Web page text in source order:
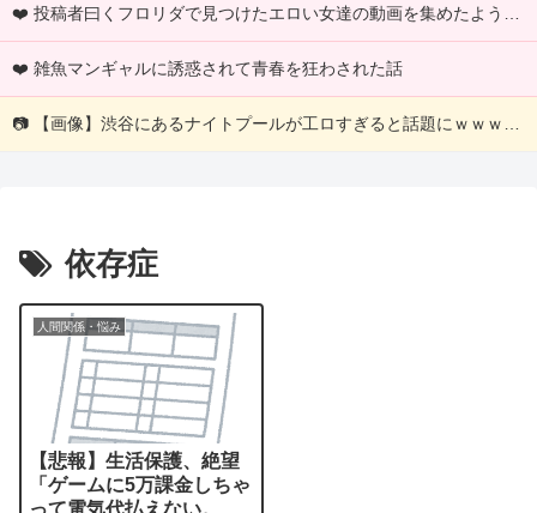
❤️ 投稿者曰くフロリダで見つけたエロい女達の動画を集めたようですｗｗｗ
❤️ 雑魚マンギャルに誘惑されて青春を狂わされた話
📷 【画像】渋谷にあるナイトプールが工ロすぎると話題にｗｗｗｗｗｗｗｗｗ
依存症
人間関係・悩み
【悲報】生活保護、絶望
「ゲームに5万課金しちゃ